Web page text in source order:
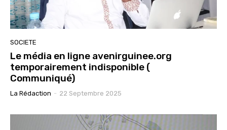
SOCIETE
Le média en ligne avenirguinee.org
temporairement indisponible (
Communiqué)
La Rédaction - 22 Septembre 2025